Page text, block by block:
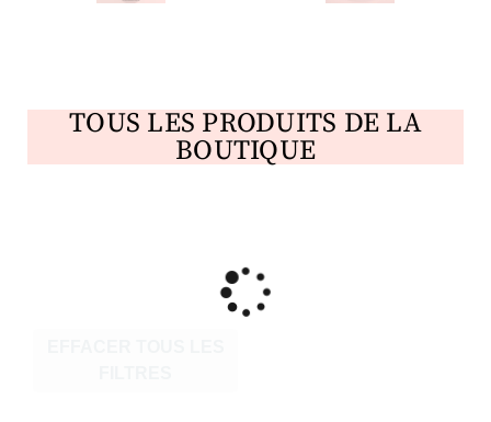
TOUS LES PRODUITS DE LA
BOUTIQUE